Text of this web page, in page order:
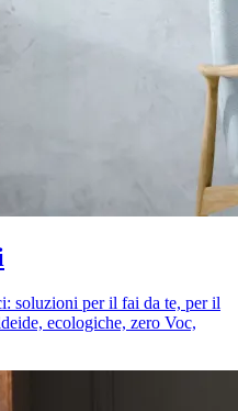
soluzioni per il fai da te, per il
ecologiche, zero Voc,